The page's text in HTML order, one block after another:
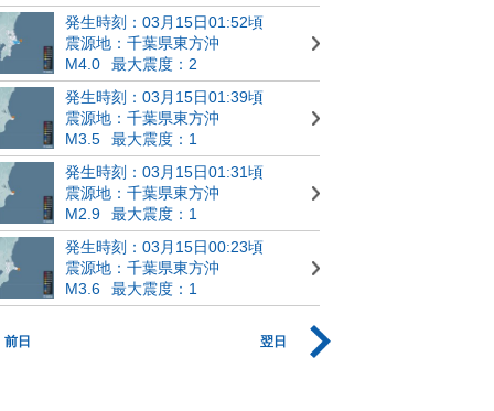
発生時刻：03月15日01:52頃
震源地：千葉県東方沖
M4.0
最大震度：2
発生時刻：03月15日01:39頃
震源地：千葉県東方沖
M3.5
最大震度：1
発生時刻：03月15日01:31頃
震源地：千葉県東方沖
M2.9
最大震度：1
発生時刻：03月15日00:23頃
震源地：千葉県東方沖
M3.6
最大震度：1
前日 翌日